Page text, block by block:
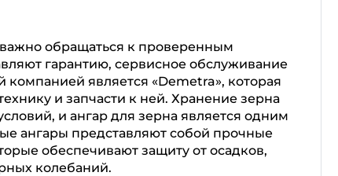
обращаться к проверенным
гарантию, сервисное обслуживание
компанией является «Demetra», которая
и запчасти к ней. Хранение зерна
и ангар для зерна является одним
ангары представляют собой прочные
обеспечивают защиту от осадков,
колебаний.